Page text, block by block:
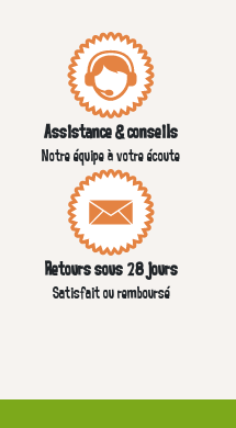
Assistance & conseils
Notre équipe à votre écoute
Retours sous 28 jours
Satisfait ou remboursé